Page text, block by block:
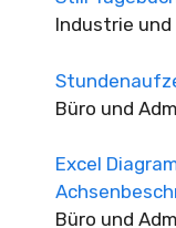
Industrie
Büro und
Excel
Büro und